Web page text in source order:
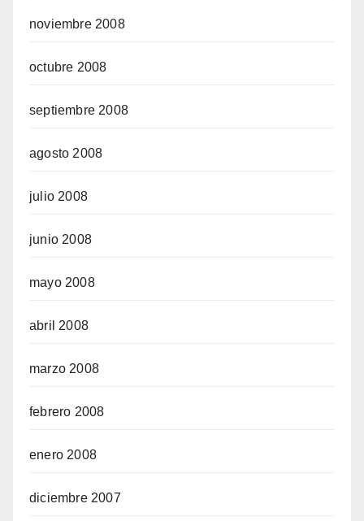
noviembre 2008
octubre 2008
septiembre 2008
agosto 2008
julio 2008
junio 2008
mayo 2008
abril 2008
marzo 2008
febrero 2008
enero 2008
diciembre 2007